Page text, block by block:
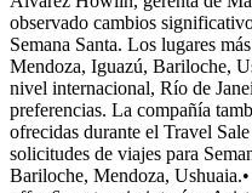
observado cambios
Semana Santa. Los lugares
Mendoza, Iguazú, Bariloche,
nivel internacional, Río de
preferencias. La compañía
ofrecidas durante el Travel
solicitudes de viajes para
Bariloche, Mendoza,